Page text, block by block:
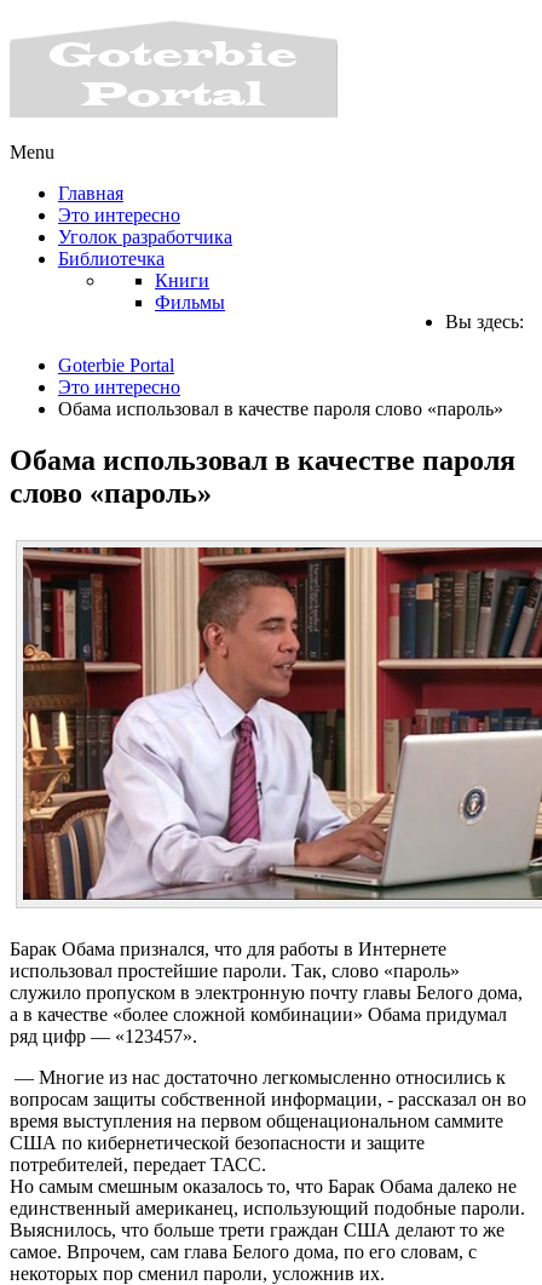
Menu
Главная
Это интересно
Уголок разработчика
Библиотечка
Книги
Фильмы
Вы здесь:
Goterbie Portal
Это интересно
Обама использовал в качестве пароля слово «пароль»
Обама использовал в качестве пароля
слово «пароль»
Барак Обама признался, что для работы в Интернете
использовал простейшие пароли. Так, слово «пароль»
служило пропуском в электронную почту главы Белого дома,
а в качестве «более сложной комбинации» Обама придумал
ряд цифр — «123457».
— Многие из нас достаточно легкомысленно относились к
вопросам защиты собственной информации, - рассказал он во
время выступления на первом общенациональном саммите
США по кибернетической безопасности и защите
потребителей, передает ТАСС.
Но самым смешным оказалось то, что Барак Обама далеко не
единственный американец, использующий подобные пароли.
Выяснилось, что больше трети граждан США делают то же
самое. Впрочем, сам глава Белого дома, по его словам, с
некоторых пор сменил пароли, усложнив их.